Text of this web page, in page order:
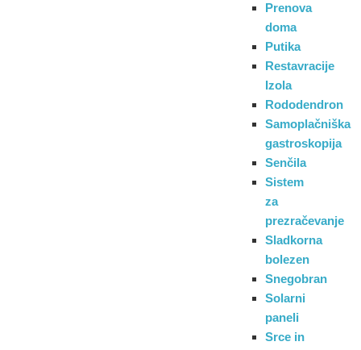
Prenova
doma
Putika
Restavracije
Izola
Rododendron
Samoplačniška
gastroskopija
Senčila
Sistem
za
prezračevanje
Sladkorna
bolezen
Snegobran
Solarni
paneli
Srce in